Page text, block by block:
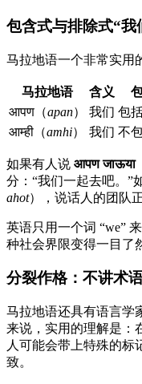
包含式与排除式“我
马拉地语一个非常实用
马拉地语 含义
आपण（apan） 我们 包
आम्ही（amhi） 我们 不
如果有人说 आपण जाऊया
分：“我们一起去吧。”
ahot），说话人的团队
英语只用一个词 “we”
种社会界限变得一目了
分裂作格：不讲术
马拉地语还具有语言学
来说，实用的理解是：
人可能会带上特殊的标
致。